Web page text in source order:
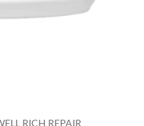
RICH REPAIR